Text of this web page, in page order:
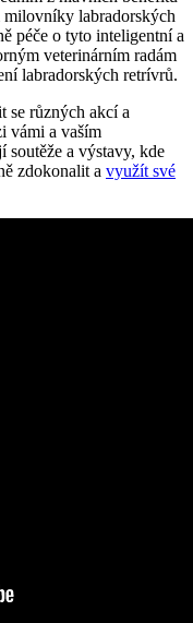
milovníky labradorských
péče o tyto inteligentní a
veterinárním ⁣radám
labradorských retrívrů.
se různých akcí a
vámi a vaším
⁤soutěže‍ a výstavy, kde
zdokonalit a využít své